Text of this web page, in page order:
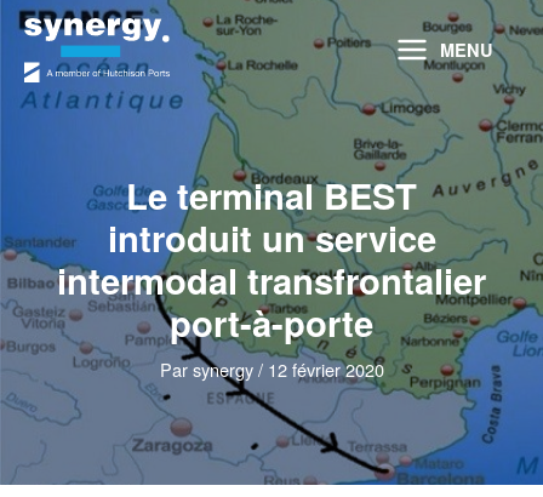
Aller
contenu
MENU
Le terminal BEST
introduit un service
intermodal transfrontalier
port-à-porte
Parsynergy/ 12 février 2020